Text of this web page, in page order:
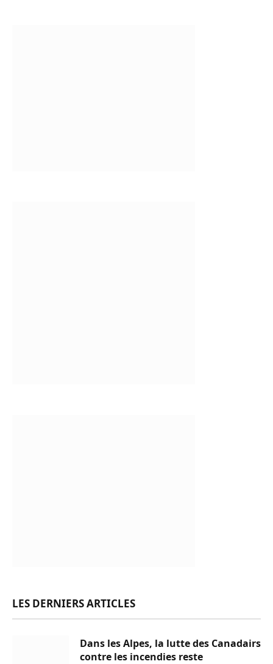
LES DERNIERS ARTICLES
Dans les Alpes, la lutte des Canadairs
contre les incendies reste